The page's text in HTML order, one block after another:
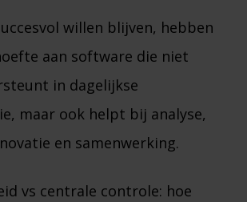
willen blijven, hebben
aan software die niet
in dagelijkse
maar ook helpt bij analyse,
en samenwerking.
vs centrale controle: hoe